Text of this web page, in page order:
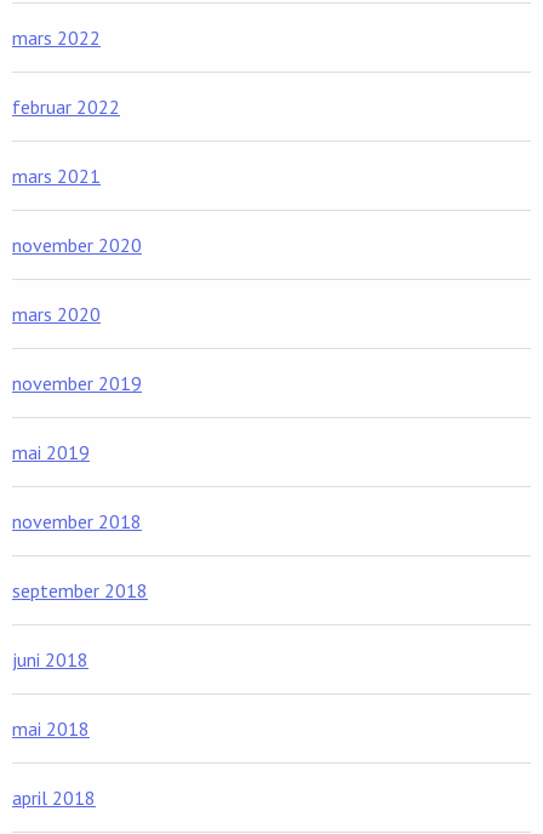
mars 2022
februar 2022
mars 2021
november 2020
mars 2020
november 2019
mai 2019
november 2018
september 2018
juni 2018
mai 2018
april 2018